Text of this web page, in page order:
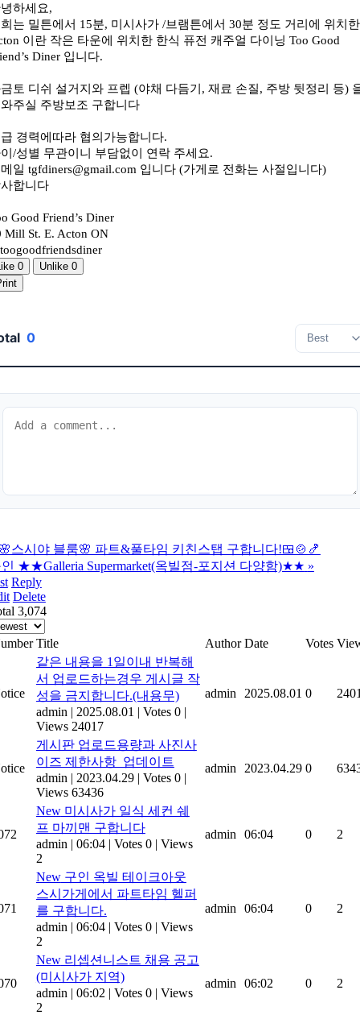
하세요,
는 밀튼에서 15분, 미시사가 /브램튼에서 30분 정도 거리에 위치한
이란 작은 타운에 위치한 한식 퓨전 캐주얼 다이닝 Too Good
Diner 입니다.
토 디쉬 설거지와 프렙 (야채 다듬기, 재료 손질, 주방 뒷정리 등)
주실 주방보조 구합니다
경력에따라 협의가능합니다.
/성별 무관이니 부담없이 연락 주세요.
일 tgfdiners@gmail.com 입니다 (가게로 전화는 사절입니다)
합니다
Good Friend’s Diner
Mill St. E. Acton ON
0 Unlike 0
0
스시야 블룸🌸 파트&풀타임 키친스탭 구합니다!🍱🍲🍤
★★Galleria Supermarket(옥빌점-포지션 다양함)★★ »
Reply
Delete
3,074
Title Author Date Votes
같은 내용을 1일이내 반복해
서 업로드하는경우 게시글 작
성을 금지합니다.(내용무)
admin | 2025.08.01 | Votes 0 |
Views 24017
admin 2025.08.01 0
게시판 업로드용량과 사진사
이즈 제한사항_업데이트
admin | 2023.04.29 | Votes 0 |
Views 63436
admin 2023.04.29 0
New미시사가 일식 세컨 쉐
프 마끼맨 구합니다
admin | 06:04 | Votes 0 | Views
2
admin 06:04 0 2
New구인 옥빌 테이크아웃
스시가게에서 파트타임 헬퍼
를 구합니다.
admin | 06:04 | Votes 0 | Views
2
admin 06:04 0 2
New리셉션니스트 채용 공고
(미시사가 지역)
admin | 06:02 | Votes 0 | Views
2
admin 06:02 0 2